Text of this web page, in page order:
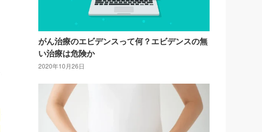
がん治療のエビデンスって何？エビデンスの無
い治療は危険か
2020年10月26日